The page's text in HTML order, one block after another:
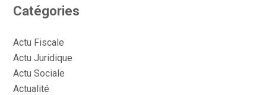
Catégories
Actu Fiscale
Actu Juridique
Actu Sociale
Actualité